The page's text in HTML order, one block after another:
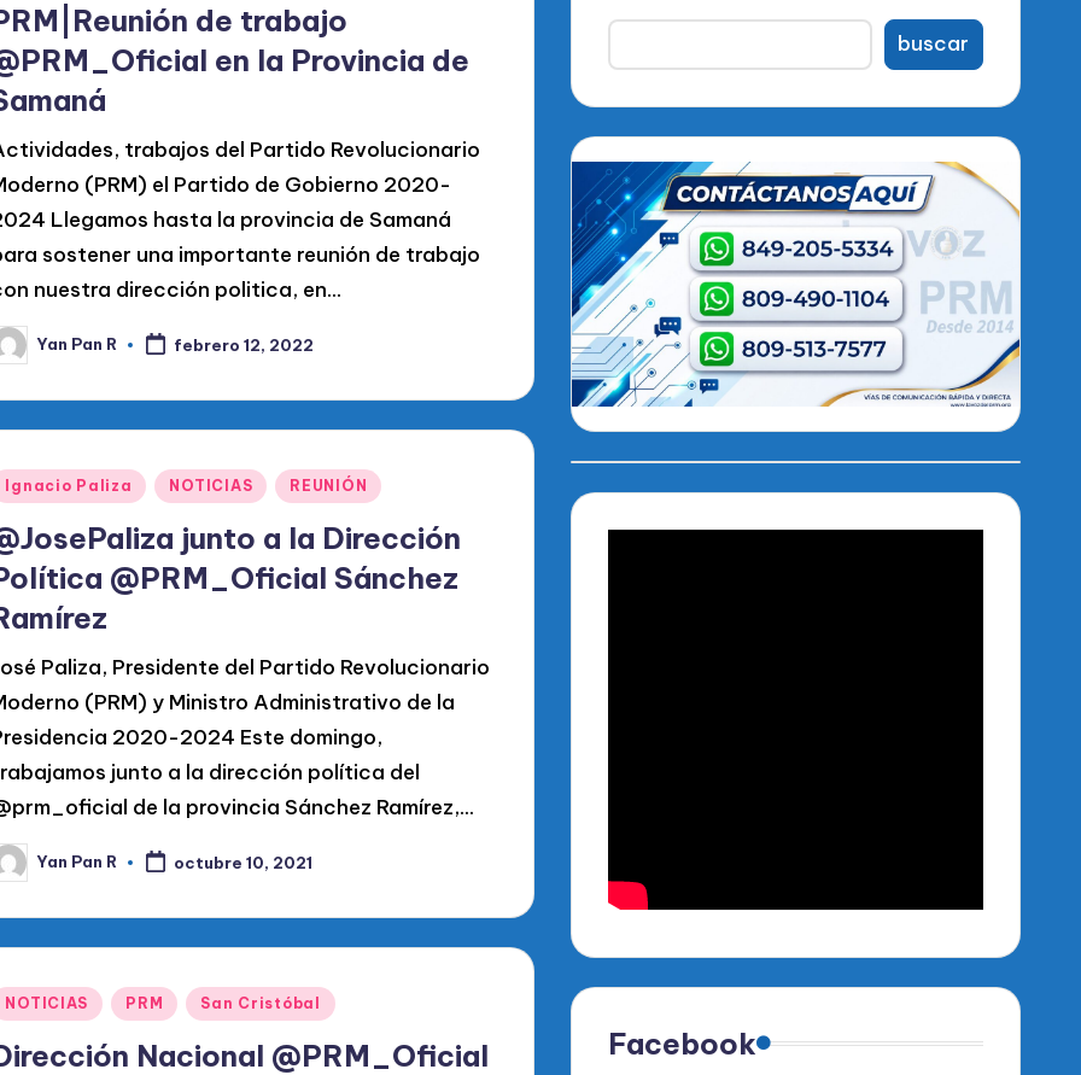
de trabajo
en la Provincia de
trabajos del Partido Revolucionario
(PRM) el Partido de Gobierno 2020-
Llegamos hasta la provincia de Samaná
sostener una importante reunión de trabajo
nuestra dirección politica, en…
Yan Pan R febrero 12, 2022
Ignacio Paliza NOTICIAS REUNIÓN
junto a la Dirección
@PRM_Oficial Sánchez
Paliza, Presidente del Partido Revolucionario
(PRM) y Ministro Administrativo de la
2020-2024 Este domingo,
junto a la dirección política del
de la provincia Sánchez Ramírez,…
Yan Pan R octubre 10, 2021
NOTICIAS PRM San Cristóbal
Nacional @PRM_Oficial
buscar
Facebook